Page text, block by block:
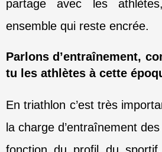
partage avec les
ensemble qui reste encrée.
Parlons d’entraînement,
tu les athlètes à cette
En triathlon c’est très
la charge d’entraînement